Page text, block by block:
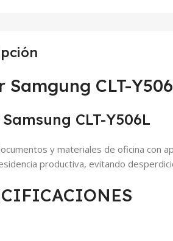
Samgung CLT-
CLT-Y506L
y materiales de oficina con
productiva, evitando